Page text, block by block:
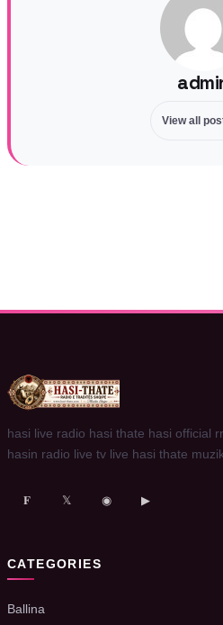
View all
hasi live radio hasi thate hasi official
hasin radio live tv live hasi thate
𝐅 𝕏 ◉ ▶
CATEGORIES
Ballina